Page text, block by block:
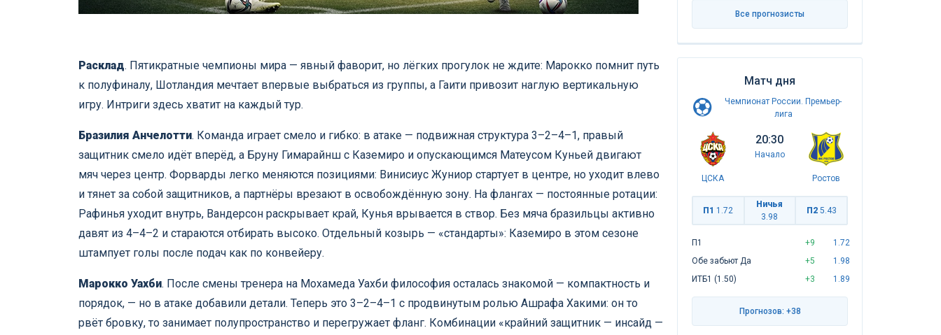
Расклад. Пятикратные чемпионы мира — явный фаворит, но лёгких прогулок не ждите: Марокко помнит путь
к полуфиналу, Шотландия мечтает впервые выбраться из группы, а Гаити привозит наглую вертикальную
игру. Интриги здесь хватит на каждый тур.
Бразилия Анчелотти. Команда играет смело и гибко: в атаке — подвижная структура 3–2–4–1, правый
защитник смело идёт вперёд, а Бруну Гимарайнш с Каземиро и опускающимся Матеусом Куньей двигают
мяч через центр. Форварды легко меняются позициями: Винисиус Жуниор стартует в центре, но уходит влево
и тянет за собой защитников, а партнёры врезают в освобождённую зону. На флангах — постоянные ротации:
Рафинья уходит внутрь, Вандерсон раскрывает край, Кунья врывается в створ. Без мяча бразильцы активно
давят из 4–4–2 и стараются отбирать высоко. Отдельный козырь — «стандарты»: Каземиро в этом сезоне
штампует голы после подач как по конвейеру.
Марокко Уахби. После смены тренера на Мохамеда Уахби философия осталась знакомой — компактность и
порядок, — но в атаке добавили детали. Теперь это 3–2–4–1 с продвинутым ролью Ашрафа Хакими: он то
рвёт бровку, то занимает полупространство и перегружает фланг. Комбинации «крайний защитник — инсайд —
Все прогнозисты
Матч дня
Чемпионат России. Премьер-
лига
ЦСКА
20:30
Начало
Ростов
П1 1.72
Ничья
3.98
П2 5.43
П1 +9
1.72
Обе забьют Да
+5
1.98
ИТБ1 (1.50)
+3 1.89
Прогнозов: +38